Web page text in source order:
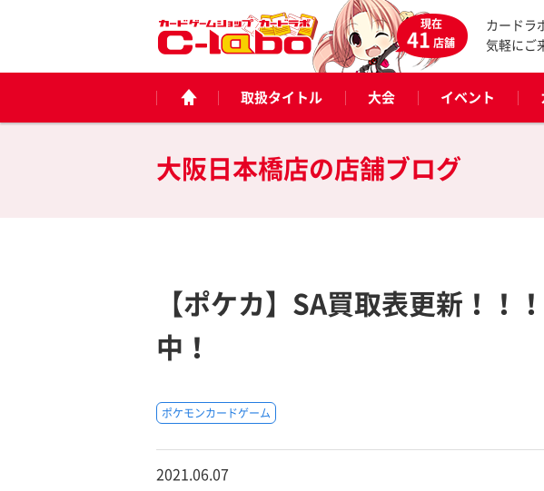
現在
41店舗
カードラ
気軽にご
取扱タイトル 大会 イベント
大阪日本橋店の店舗ブログ
【ポケカ】SA買取表更新！！
中！
ポケモンカードゲーム
2021.06.07